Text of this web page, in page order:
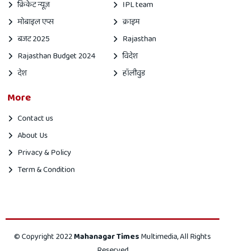
क्रिकेट न्यूज़
IPL team
मोबाइल एप्स
क्राइम
बजट 2025
Rajasthan
Rajasthan Budget 2024
विदेश
देश
हॉलीवुड
More
Contact us
About Us
Privacy & Policy
Term & Condition
times
Times© Copyright 2022Mahanagar TimesMultimedia, All Rights